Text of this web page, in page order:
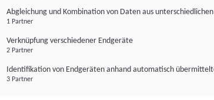
Abgleichung und Kombination von Daten aus
1 Partner
Verknüpfung verschiedener Endgeräte
2 Partner
Identifikation von Endgeräten anhand automatisch
3 Partner